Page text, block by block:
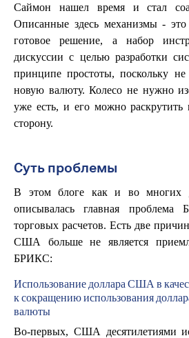
Саймон нашел время и стал
Описанные здесь механизмы -
готовое решение, а набор
дискуссии с целью разработки
принципе простоты, поскольку не
новую валюту. Колесо не нужно
уже есть, и его можно
сторону.
Суть проблемы
В этом блоге как и во многих
описывалась главная
торговых расчетов. Есть две
США больше не является
БРИКС:
Использование доллара США в
к сокращению использования
валюты
Во-первых, США десятилетиями